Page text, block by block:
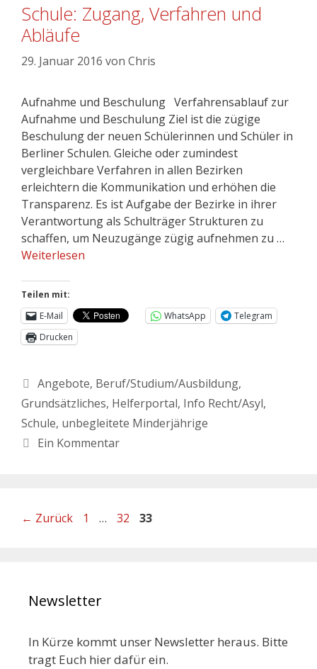
Schule: Zugang, Verfahren und
Abläufe
29. Januar 2016 von Chris
Aufnahme und Beschulung Verfahrensablauf zur
Aufnahme und Beschulung Ziel ist die zügige
Beschulung der neuen Schülerinnen und Schüler in
Berliner Schulen. Gleiche oder zumindest
vergleichbare Verfahren in allen Bezirken
erleichtern die Kommunikation und erhöhen die
Transparenz. Es ist Aufgabe der Bezirke in ihrer
Verantwortung als Schulträger Strukturen zu
schaffen, um Neuzugänge zügig aufnehmen zu …
Weiterlesen
Teilen mit:
E-Mail
WhatsApp
Telegram
Drucken
Angebote, Beruf/Studium/Ausbildung,
Grundsätzliches, Helferportal, Info Recht/Asyl,
Schule, unbegleitete Minderjährige
Ein Kommentar
← Zurück 1 … 32 33
Newsletter
In Kürze kommt unser Newsletter heraus. Bitte
tragt Euch hier dafür ein.